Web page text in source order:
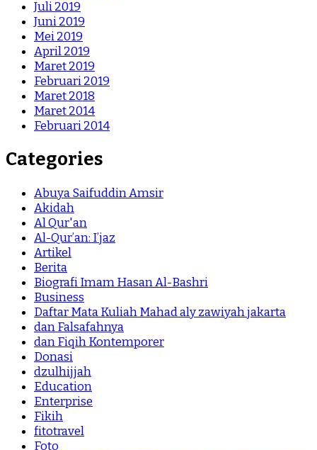
Juli 2019
Juni 2019
Mei 2019
April 2019
Maret 2019
Februari 2019
Maret 2018
Maret 2014
Februari 2014
Categories
Abuya Saifuddin Amsir
Akidah
Al Qur'an
Al-Qur’an: I’jaz
Artikel
Berita
Biografi Imam Hasan Al-Bashri
Business
Daftar Mata Kuliah Mahad aly zawiyah jakarta
dan Falsafahnya
dan Fiqih Kontemporer
Donasi
dzulhijjah
Education
Enterprise
Fikih
fitotravel
Foto